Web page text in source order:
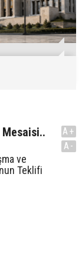
Mesaisi..
ve
Teklifi
A+
A-